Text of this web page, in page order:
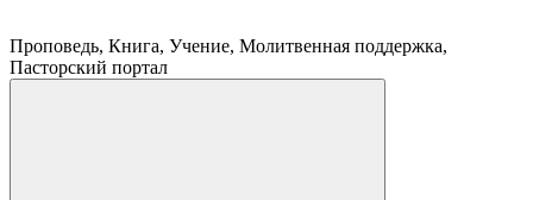
Проповедь, Книга, Учение, Молитвенная поддержка,
Пасторский портал